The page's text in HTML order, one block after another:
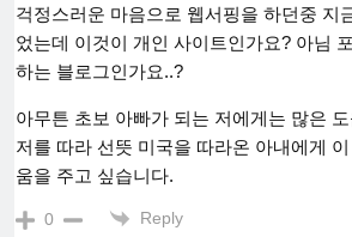
걱정스러운 마음으로 웹서핑을 하던중 지
었는데 이것이 개인 사이트인가요? 아님
하는 블로그인가요..?
아무튼 초보 아빠가 되는 저에게는 많은
저를 따라 선뜻 미국을 따라온 아내에게
움을 주고 싶습니다.
0 Reply